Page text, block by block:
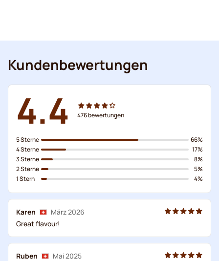
Kundenbewertungen
4.4 476bewertungen
5 Sterne
4 Sterne
3 Sterne
2 Sterne
1 Stern
66%
17%
8%
5%
4%
Karen
März 2026
Great flavour!
Ruben
Mai 2025